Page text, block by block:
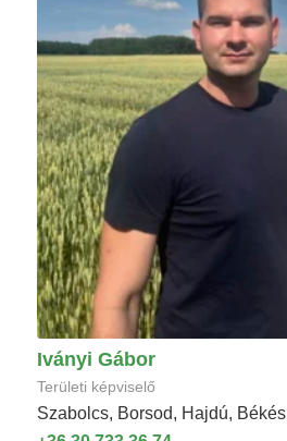
Iványi Gábor
Területi képviselő
Szabolcs, Borsod, Hajdú, Békés